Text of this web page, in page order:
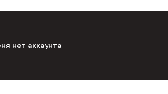
нет аккаунта